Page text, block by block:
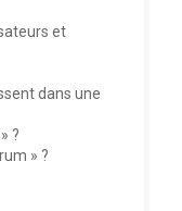
et
dans une
?
» ?